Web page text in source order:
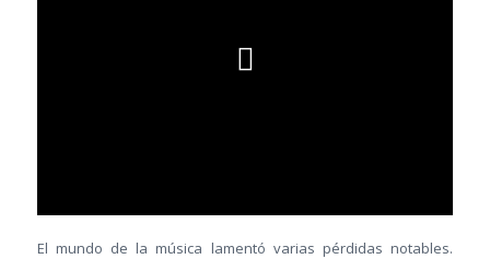
El mundo de la música lamentó varias pérdidas notables.